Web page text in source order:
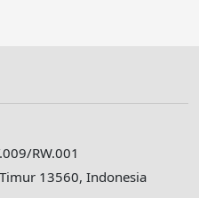
RW.001
13560, Indonesia